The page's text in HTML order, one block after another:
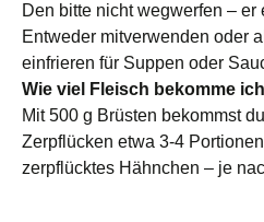
Den bitte nicht wegwerfen – er
Entweder mitverwenden oder
einfrieren für Suppen oder
Wie viel Fleisch bekomme
Mit 500 g Brüsten bekommst
Zerpflücken etwa 3-4
zerpflücktes Hähnchen – je